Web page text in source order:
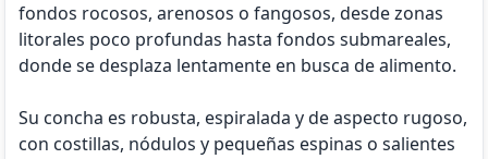
fondos rocosos, arenosos o fangosos, desde zonas
litorales poco profundas hasta fondos submareales,
donde se desplaza lentamente en busca de alimento.
Su concha es robusta, espiralada y de aspecto rugoso,
con costillas, nódulos y pequeñas espinas o salientes